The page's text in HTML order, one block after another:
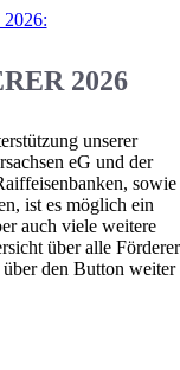
2026:
2026
unserer
eG und der
sowie
ist es möglich ein
auch viele weitere
über alle Förderer
den Button weiter